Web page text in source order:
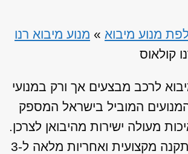
מנוע מיבוא » מנוע מיבוא רנו
קולאוס
לרכב מבצעים אך ורק במנועי
המנועים המוביל בישראל המספק
מעולה ישירות מהיבואן לצרכן.
השירות כולל התקנה מקצועית ואחריות מלאה ל-3